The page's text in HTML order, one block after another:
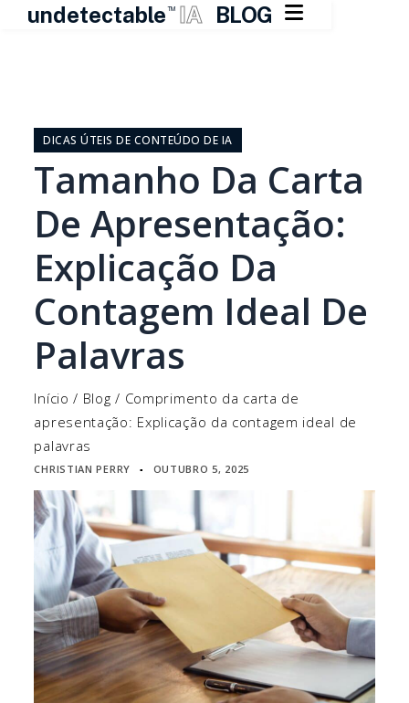
undetectable TM IA BLOG 
conteúdo
DICAS ÚTEIS DE CONTEÚDO DE IA
Tamanho Da Carta
De Apresentação:
Explicação Da
Contagem Ideal De
Palavras
Início / Blog / Comprimento da carta de
apresentação: Explicação da contagem ideal de
palavras
CHRISTIAN PERRY ▪ OUTUBRO 5, 2025